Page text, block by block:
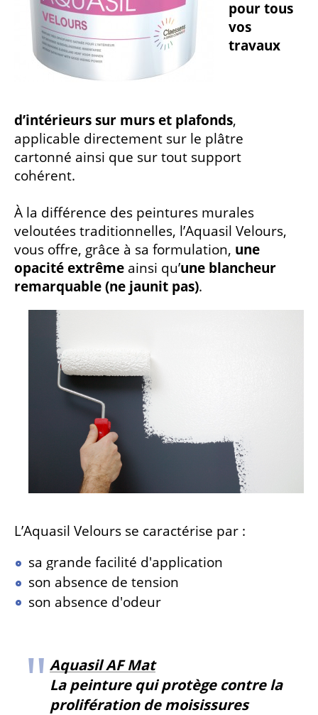
pour tous
vos
travaux
d’intérieurs sur murs et plafonds,
applicable directement sur le plâtre
cartonné ainsi que sur tout support
cohérent.
À la différence des peintures murales
veloutées traditionnelles, l’Aquasil Velours,
vous offre, grâce à sa formulation, une
opacité extrême ainsi qu’une blancheur
remarquable (ne jaunit pas).
L’Aquasil Velours se caractérise par :
sa grande facilité d'application
son absence de tension
son absence d'odeur
Aquasil AF Mat
La peinture qui protège contre la
prolifération de moisissures